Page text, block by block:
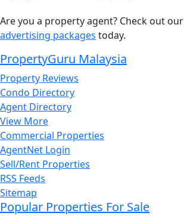
Are you a property agent? Check out our
advertising packages today.
PropertyGuru Malaysia
Property Reviews
Condo Directory
Agent Directory
View More
Commercial Properties
AgentNet Login
Sell/Rent Properties
RSS Feeds
Sitemap
Popular Properties For Sale